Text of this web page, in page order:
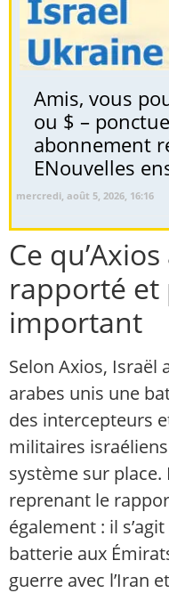
Amis, vous
ou $ –
abonnement
ENouvelles
mercredi, août 5, 2026, 16:16
Ce
rapporté et
important
Selon Axios, Israël
arabes unis une
des intercepteurs
militaires
système sur place.
reprenant le
également : il
batterie aux
guerre avec l’Iran